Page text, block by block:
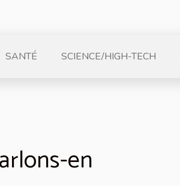
SANTÉ SCIENCE/HIGH-TECH
en